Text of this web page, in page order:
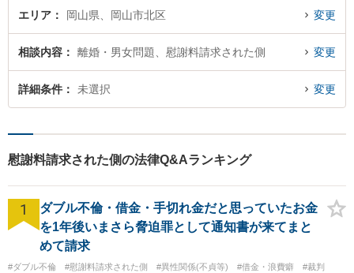
エリア 岡山県、岡山市北区 変更
相談内容 離婚・男女問題、慰謝料請求された側 変更
詳細条件 未選択 変更
慰謝料請求された側の法律Q&Aランキング
1
ダブル不倫・借金・手切れ金だと思っていたお金
を1年後いまさら脅迫罪として通知書が来てまと
めて請求
#ダブル不倫 #慰謝料請求された側 #異性関係(不貞等) #借金・浪費癖 #裁判